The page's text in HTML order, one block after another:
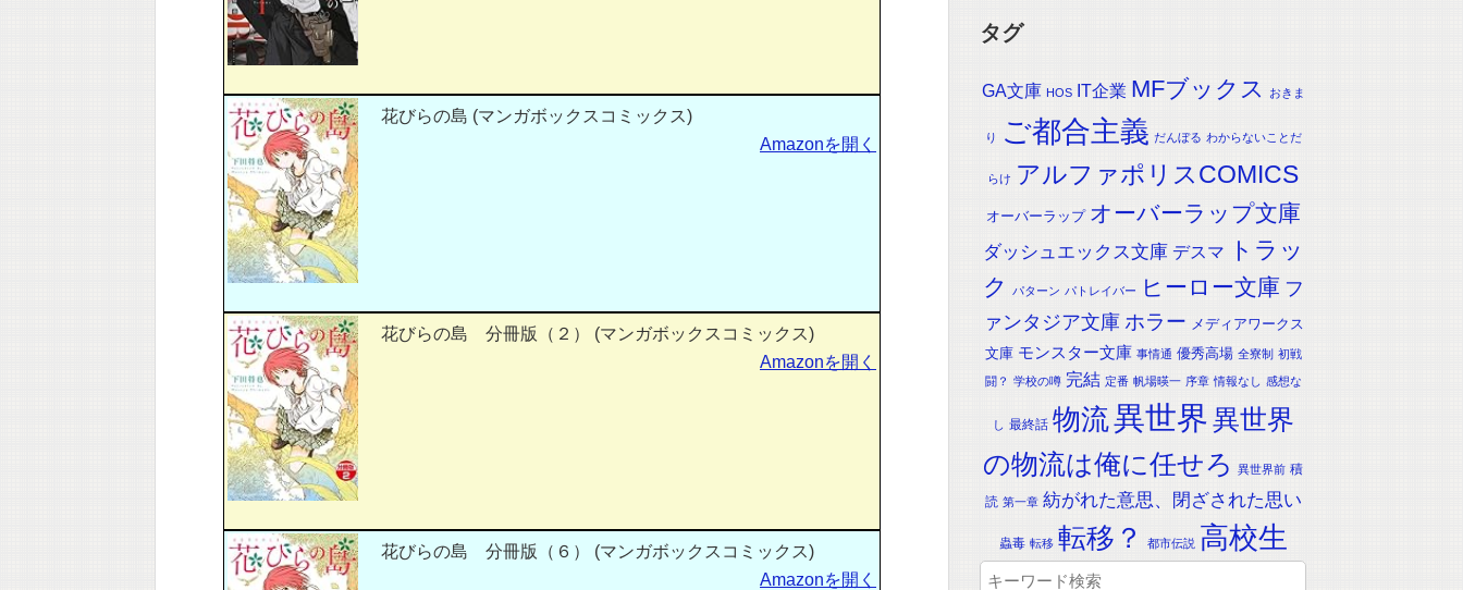
花びらの島 (マンガボックスコミックス)
Amazonを開く
花びらの島 分冊版（２） (マンガボックスコミックス)
Amazonを開く
花びらの島 分冊版（６） (マンガボックスコミックス)
Amazonを開く
タグ
GA文庫 HOS IT企業 MFブックス おきま
り ご都合主義 だんぼる わからないことだ
らけ アルファポリスCOMICS
オーバーラップ オーバーラップ文庫
ダッシュエックス文庫 デスマ
トラッ
ク
パターン パトレイバー ヒーロー文庫 フ
ァンタジア文庫 ホラー メディアワークス
文庫 モンスター文庫 事情通 優秀高場 全寮制 初戦
闘？ 学校の噂 完結 定番 帆場暎一 序章 情報なし 感想な
し 最終話 物流異世界異世界
の物流は俺に任せろ
異世界前 積
読 第一章 紡がれた意思、閉ざされた思い
蟲毒 転移 転移？ 都市伝説 高校生